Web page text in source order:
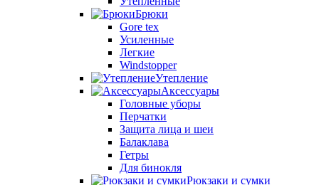
Брюки
Gore tex
Усиленные
Легкие
Windstopper
Утепление
Аксессуары
Головные уборы
Перчатки
Защита лица и шеи
Балаклава
Гетры
Для бинокля
Рюкзаки и сумки